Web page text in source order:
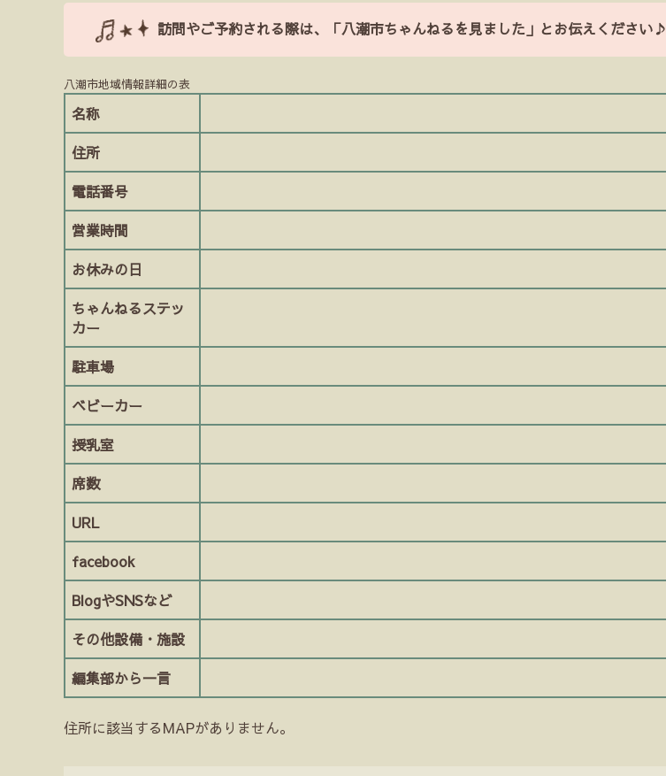
訪問やご予約される際は、「八潮市ちゃんねるを見ました」とお伝えください♪
八潮市地域情報詳細の表
名称
住所
電話番号
営業時間
お休みの日
ちゃんねるステッ
カー
駐車場
ベビーカー
授乳室
席数
URL
facebook
BlogやSNSなど
その他設備・施設
編集部から一言
住所に該当するMAPがありません。